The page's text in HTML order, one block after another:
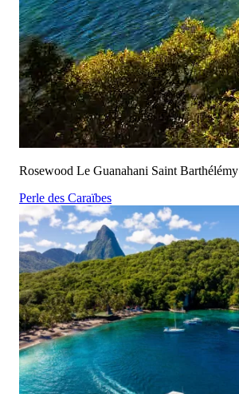
Rosewood Le Guanahani Saint Barthélémy
Perle des Caraïbes